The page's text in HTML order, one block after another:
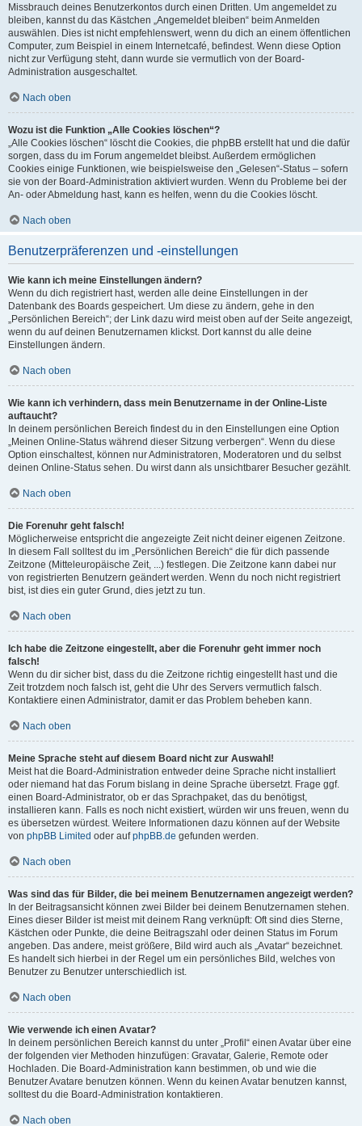
Missbrauch deines Benutzerkontos durch einen Dritten. Um angemeldet zu
bleiben, kannst du das Kästchen „Angemeldet bleiben“ beim Anmelden
auswählen. Dies ist nicht empfehlenswert, wenn du dich an einem öffentlichen
Computer, zum Beispiel in einem Internetcafé, befindest. Wenn diese Option
nicht zur Verfügung steht, dann wurde sie vermutlich von der Board-
Administration ausgeschaltet.
Nach oben
Wozu ist die Funktion „Alle Cookies löschen“?
„Alle Cookies löschen“ löscht die Cookies, die phpBB erstellt hat und die dafür
sorgen, dass du im Forum angemeldet bleibst. Außerdem ermöglichen
Cookies einige Funktionen, wie beispielsweise den „Gelesen“-Status – sofern
sie von der Board-Administration aktiviert wurden. Wenn du Probleme bei der
An- oder Abmeldung hast, kann es helfen, wenn du die Cookies löscht.
Nach oben
Benutzerpräferenzen und -einstellungen
Wie kann ich meine Einstellungen ändern?
Wenn du dich registriert hast, werden alle deine Einstellungen in der
Datenbank des Boards gespeichert. Um diese zu ändern, gehe in den
„Persönlichen Bereich“; der Link dazu wird meist oben auf der Seite angezeigt,
wenn du auf deinen Benutzernamen klickst. Dort kannst du alle deine
Einstellungen ändern.
Nach oben
Wie kann ich verhindern, dass mein Benutzername in der Online-Liste
auftaucht?
In deinem persönlichen Bereich findest du in den Einstellungen eine Option
„Meinen Online-Status während dieser Sitzung verbergen“. Wenn du diese
Option einschaltest, können nur Administratoren, Moderatoren und du selbst
deinen Online-Status sehen. Du wirst dann als unsichtbarer Besucher gezählt.
Nach oben
Die Forenuhr geht falsch!
Möglicherweise entspricht die angezeigte Zeit nicht deiner eigenen Zeitzone.
In diesem Fall solltest du im „Persönlichen Bereich“ die für dich passende
Zeitzone (Mitteleuropäische Zeit, ...) festlegen. Die Zeitzone kann dabei nur
von registrierten Benutzern geändert werden. Wenn du noch nicht registriert
bist, ist dies ein guter Grund, dies jetzt zu tun.
Nach oben
Ich habe die Zeitzone eingestellt, aber die Forenuhr geht immer noch
falsch!
Wenn du dir sicher bist, dass du die Zeitzone richtig eingestellt hast und die
Zeit trotzdem noch falsch ist, geht die Uhr des Servers vermutlich falsch.
Kontaktiere einen Administrator, damit er das Problem beheben kann.
Nach oben
Meine Sprache steht auf diesem Board nicht zur Auswahl!
Meist hat die Board-Administration entweder deine Sprache nicht installiert
oder niemand hat das Forum bislang in deine Sprache übersetzt. Frage ggf.
einen Board-Administrator, ob er das Sprachpaket, das du benötigst,
installieren kann. Falls es noch nicht existiert, würden wir uns freuen, wenn du
es übersetzen würdest. Weitere Informationen dazu können auf der Website
von phpBB Limited oder aufphpBB.de gefunden werden.
Nach oben
Was sind das für Bilder, die bei meinem Benutzernamen angezeigt werden?
In der Beitragsansicht können zwei Bilder bei deinem Benutzernamen stehen.
Eines dieser Bilder ist meist mit deinem Rang verknüpft: Oft sind dies Sterne,
Kästchen oder Punkte, die deine Beitragszahl oder deinen Status im Forum
angeben. Das andere, meist größere, Bild wird auch als „Avatar“ bezeichnet.
Es handelt sich hierbei in der Regel um ein persönliches Bild, welches von
Benutzer zu Benutzer unterschiedlich ist.
Nach oben
Wie verwende ich einen Avatar?
In deinem persönlichen Bereich kannst du unter „Profil“ einen Avatar über eine
der folgenden vier Methoden hinzufügen: Gravatar, Galerie, Remote oder
Hochladen. Die Board-Administration kann bestimmen, ob und wie die
Benutzer Avatare benutzen können. Wenn du keinen Avatar benutzen kannst,
solltest du die Board-Administration kontaktieren.
Nach oben